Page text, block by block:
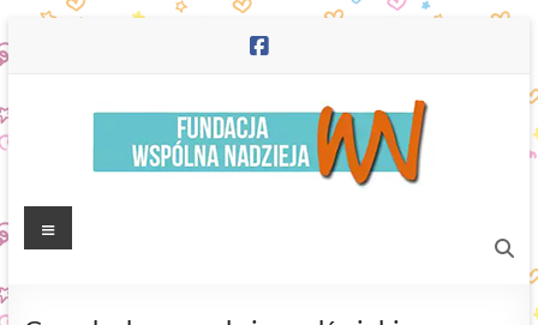
to
Fundacja
Nadzieja"
Menu